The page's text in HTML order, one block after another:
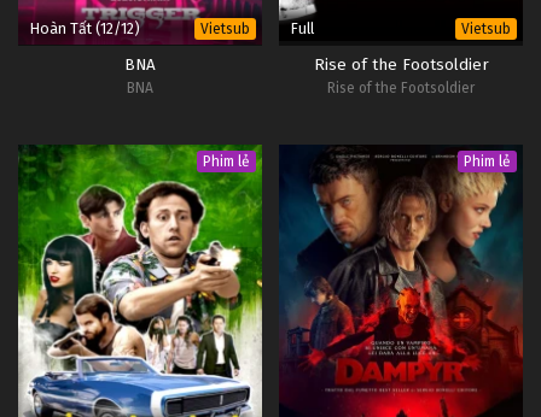
Hoàn Tất (12/12) Vietsub
BNA
BNA
Full Vietsub
Rise of the Footsoldier
Rise of the Footsoldier
Phim lẻ Phim lẻ